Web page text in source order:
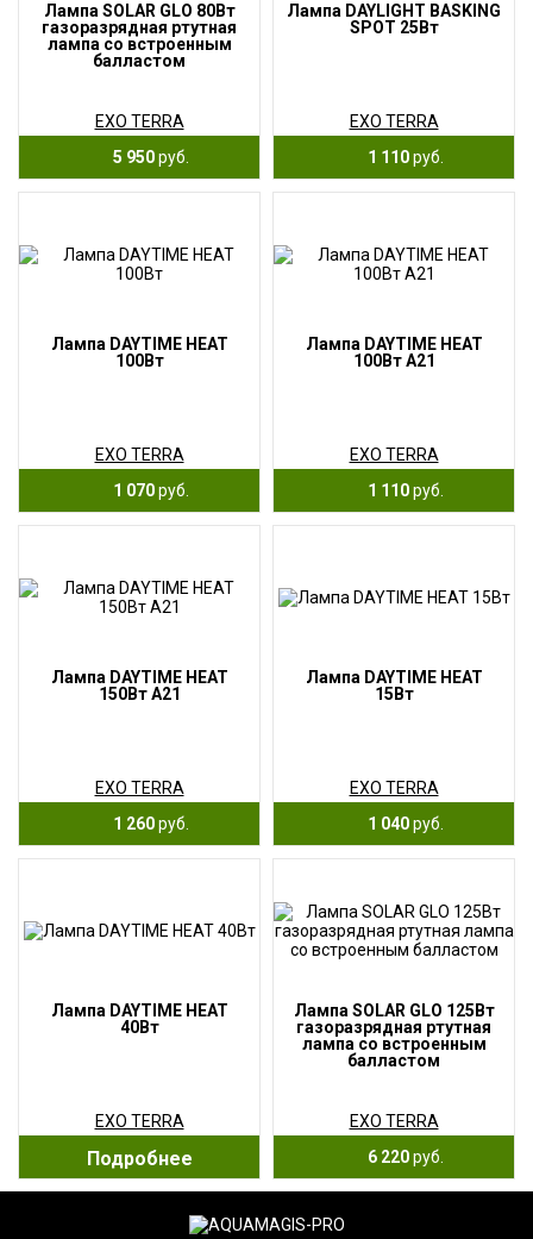
Лампа SOLAR GLO 80Вт
газоразрядная ртутная
лампа со встроенным
балластом
EXO TERRA
5 950руб.
Лампа DAYLIGHT BASKING
SPOT 25Вт
EXO TERRA
1 110руб.
Лампа DAYTIME HEAT
100Вт
EXO TERRA
1 070руб.
Лампа DAYTIME HEAT
100Вт А21
EXO TERRA
1 110руб.
Лампа DAYTIME HEAT
150Вт А21
EXO TERRA
1 260руб.
Лампа DAYTIME HEAT
15Вт
EXO TERRA
1 040руб.
Лампа DAYTIME HEAT
40Вт
EXO TERRA
Подробнее
Лампа SOLAR GLO 125Вт
газоразрядная ртутная
лампа со встроенным
балластом
EXO TERRA
6 220руб.